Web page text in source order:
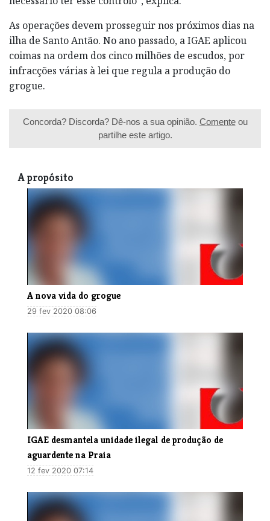
As operações devem prosseguir nos próximos dias na
ilha de Santo Antão. No ano passado, a IGAE aplicou
coimas na ordem dos cinco milhões de escudos, por
infracções várias à lei que regula a produção do
grogue.
Concorda? Discorda? Dê-nos a sua opinião. Comenteou
partilhe este artigo.
A propósito
A nova vida do grogue
29 fev 2020 08:06
​IGAE desmantela unidade ilegal de produção de
aguardente na Praia
12 fev 2020 07:14